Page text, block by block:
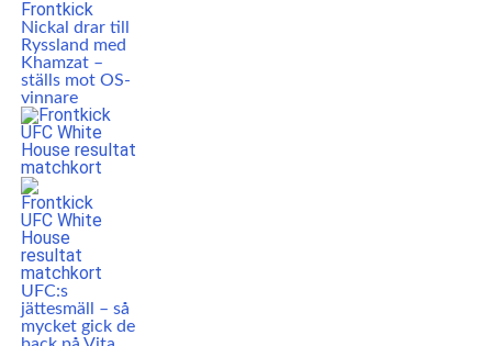
Nickal drar till
Ryssland med
Khamzat –
ställs mot OS-
vinnare
UFC:s
jättesmäll – så
mycket gick de